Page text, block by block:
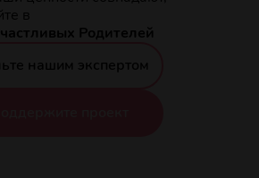
в
Родителей
нашим экспертом